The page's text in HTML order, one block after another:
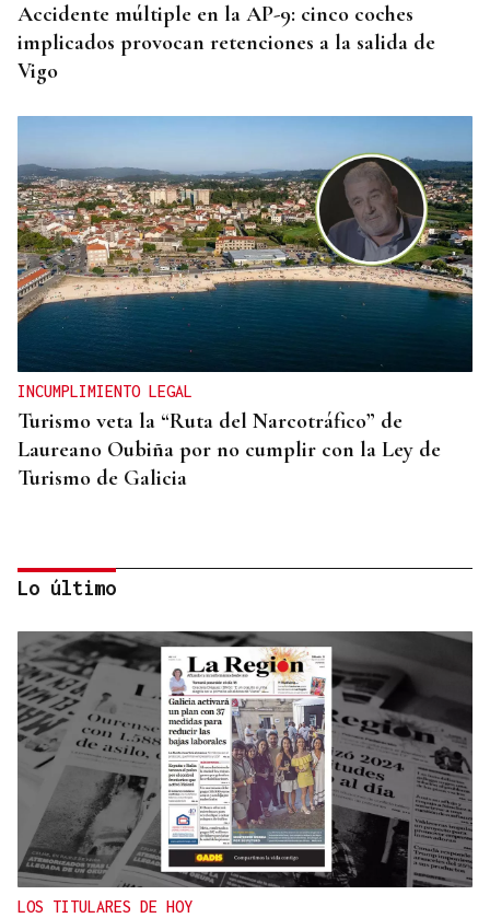
Accidente múltiple en la AP-9: cinco coches
implicados provocan retenciones a la salida de
Vigo
INCUMPLIMIENTO LEGAL
Turismo veta la “Ruta del Narcotráfico” de
Laureano Oubiña por no cumplir con la Ley de
Turismo de Galicia
PLANIFICAR CON ANTELACIÓN
Las compañías de autobuses recomiendan
adelantar los desplazamientos para evitar
saturaciones el día del eclipse
Lo último
LOS TITULARES DE HOY